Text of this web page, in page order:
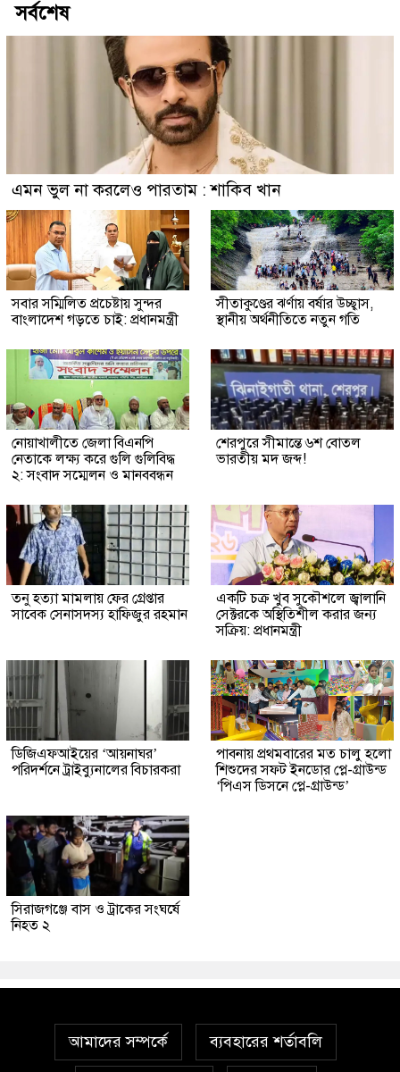
সর্বশেষ
এমন ভুল না করলেও পারতাম : শাকিব খান
সবার সম্মিলিত প্রচেষ্টায় সুন্দর
বাংলাদেশ গড়তে চাই: প্রধানমন্ত্রী
সীতাকুণ্ডের ঝর্ণায় বর্ষার উচ্ছ্বাস,
স্থানীয় অর্থনীতিতে নতুন গতি
নোয়াখালীতে জেলা বিএনপি
নেতাকে লক্ষ্য করে গুলি গুলিবিদ্ধ
২: সংবাদ সম্মেলন ও মানববন্ধন
শেরপুরে সীমান্তে ৬শ বোতল
ভারতীয় মদ জব্দ!
তনু হত্যা মামলায় ফের গ্রেপ্তার
সাবেক সেনাসদস্য হাফিজুর রহমান
একটি চক্র খুব সুকৌশলে জ্বালানি
সেক্টরকে অস্থিতিশীল করার জন্য
সক্রিয়: প্রধানমন্ত্রী
ডিজিএফআইয়ের ‘আয়নাঘর’
পরিদর্শনে ট্রাইব্যুনালের বিচারকরা
পাবনায় প্রথমবারের মত চালু হলো
শিশুদের সফট ইনডোর প্লে-গ্রাউন্ড
‘পিএস ডিসনে প্লে-গ্রাউন্ড’
সিরাজগঞ্জে বাস ও ট্রাকের সংঘর্ষে
নিহত ২
আমাদের সম্পর্কে ব্যবহারের শর্তাবলি